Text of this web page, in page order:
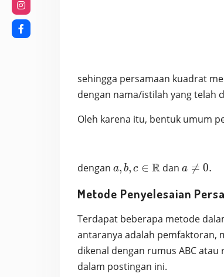
sehingga persamaan kuadrat
dengan nama/istilah yang telah
Oleh karena itu, bentuk umum
dengan a,b,c\in\mathbb{R}
a, b, c ∈ R dana\neq
a 
= 0.
Metode Penyelesaian
Terdapat beberapa metode
antaranya adalah pemfaktoran,
dikenal dengan rumus ABC
dalam postingan ini.